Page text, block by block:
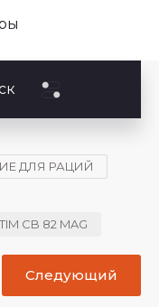
ДЛЯ РАЦИЙ
CB 82 MAG
Следующий